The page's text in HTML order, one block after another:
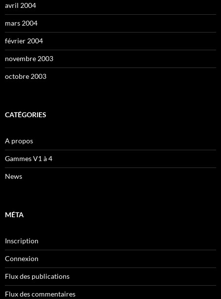
avril 2004
mars 2004
février 2004
novembre 2003
octobre 2003
CATÉGORIES
A propos
Gammes V1 à 4
News
MÉTA
Inscription
Connexion
Flux des publications
Flux des commentaires